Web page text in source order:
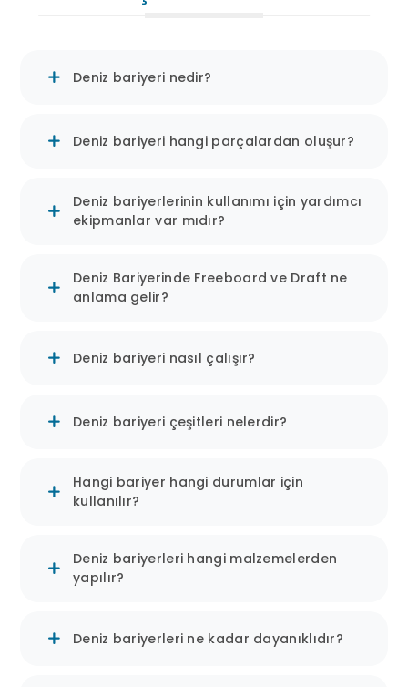
Hızlı kurulum ve esnek yapı.
Esnek ve yüzer yapı.
Genellikle yağ sızıntılarını kontrol
Ağır yapısal bariyerler.
Uzun vadeli kirlilik kontrolü ve
Deniz bariyeri nedir?
Deniz bariyeri hangi parçalardan oluşur?
Deniz bariyerlerinin kullanımı için yardımcı
ekipmanlar var mıdır?
Deniz Bariyerinde Freeboard ve Draft ne
anlama gelir?
Deniz bariyeri nasıl çalışır?
Deniz bariyeri çeşitleri nelerdir?
Hangi bariyer hangi durumlar için
kullanılır?
Deniz bariyerleri hangi malzemelerden
yapılır?
Deniz bariyerleri ne kadar dayanıklıdır?